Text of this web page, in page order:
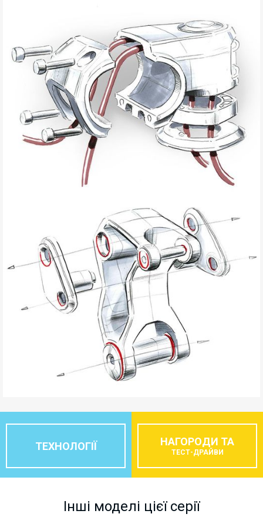
ТЕХНОЛОГІЇ НАГОРОДИ ТА
ТЕСТ-ДРАЙВИ
Інші моделі цієї серії